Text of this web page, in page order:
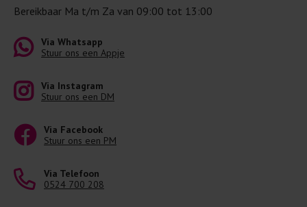
Bereikbaar Ma t/m Za van 09:00 tot 13:00
Via Whatsapp
Stuur ons een Appje
Via Instagram
Stuur ons een DM
Via Facebook
Stuur ons een PM
Via Telefoon
0524 700 208